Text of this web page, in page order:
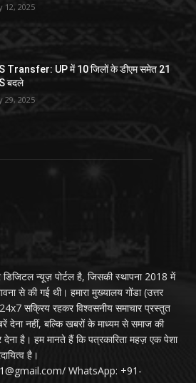
12, 2025
Transfer: UP में 10 जिलों के डीएम समेत 21
बदले
29, 2025
न्यूज़ पोर्टल है, जिसकी स्थापना 2018 में
से की गई थी। हमारा मुख्यालय गोंडा (उत्तर
सक्रिय रहकर विश्वसनीय समाचार प्रस्तुत
देना नहीं, बल्कि खबरों के माध्यम से समाज की
है। हम मानते हैं कि पत्रकारिता महज़ एक पेशा
है।
WhatsApp: +91-